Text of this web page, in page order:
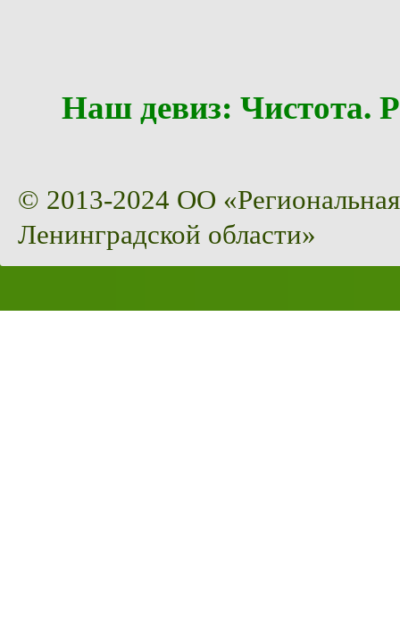
Наш девиз:
© 2013-2024 ОО
Ленинградской области»